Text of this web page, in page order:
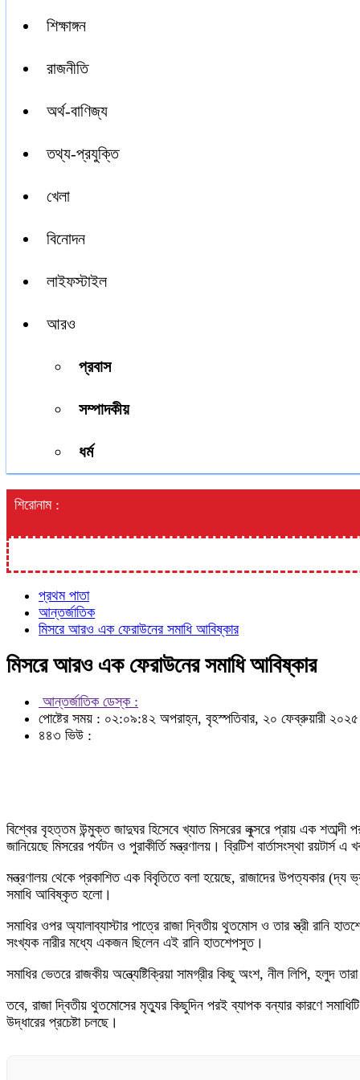
শিক্ষাঙ্গন
রাজনীতি
অর্থ-বাণিজ্য
তথ্য-প্রযুক্তি
খেলা
বিনোদন
লাইফস্টাইল
আরও
প্রবাস
সম্পাদকীয়
ধর্ম
শিরোনাম :
প্রথম পাতা
আন্তর্জাতিক
মিসরে আরও এক ফেরাউনের সমাধি আবিষ্কার
মিসরে আরও এক ফেরাউনের সমাধি আবিষ্কার
আন্তর্জাতিক ডেস্ক :
পোষ্টের সময় : ০২:০৯:৪২ অপরাহ্ন, বৃহস্পতিবার, ২০ ফেব্রুয়ারী ২০২৫
৪৪৩ ভিউ :
বিশ্বের বৃহত্তম উন্মুক্ত জাদুঘর হিসেবে খ্যাত মিসরের লুক্সরে প্রায় এক
জানিয়েছে মিসরের পর্যটন ও পুরাকীর্তি মন্ত্রণালয়। ব্রিটিশ বার্তাসংস্থা রয়টার্স এ
মন্ত্রণালয় থেকে প্রকাশিত এক বিবৃতিতে বলা হয়েছে, রাজাদের উপত্যকার
সমাধি আবিষ্কৃত হলো।
সমাধির ওপর অ্যালাব্যাস্টার পাত্রে রাজা দ্বিতীয় থুতমোস ও তার স্ত্রী রানি
সংখ্যক নারীর মধ্যে একজন ছিলেন এই রানি হাতশেপসুত।
সমাধির ভেতরে রাজকীয় অন্ত্যেষ্টিক্রিয়া সামগ্রীর কিছু অংশ, নীল লিপি, হলুদ
তবে, রাজা দ্বিতীয় থুতমোসের মৃত্যুর কিছুদিন পরই ব্যাপক বন্যার কারণে
উদ্ধারের প্রচেষ্টা চলছে।